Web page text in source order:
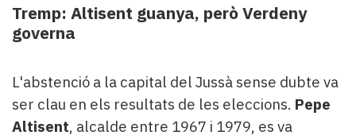
Tremp: Altisent guanya, però Verdeny
governa
L'abstenció a la capital del Jussà sense dubte va
ser clau en els resultats de les eleccions. Pepe
Altisent, alcalde entre 1967 i 1979, es va